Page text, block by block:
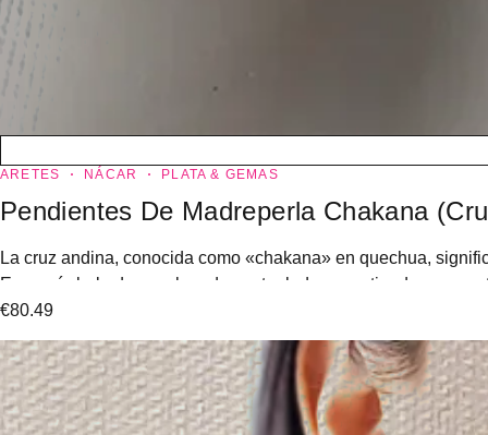
ARETES NÁCAR PLATA & GEMAS
Pendientes De Madreperla Chakana
La cruz andina, conocida como «chakana» en quechua,
Es un símbolo de escalera de cuatro lados, que tiende un
€80.49